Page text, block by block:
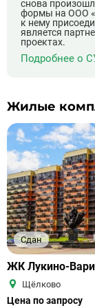
снова
формы на ООО
к нему
является
проектах.
Подробнее о
Жилые
Сдан
ЖК Лукино-
Щёлково
Цена по запросу